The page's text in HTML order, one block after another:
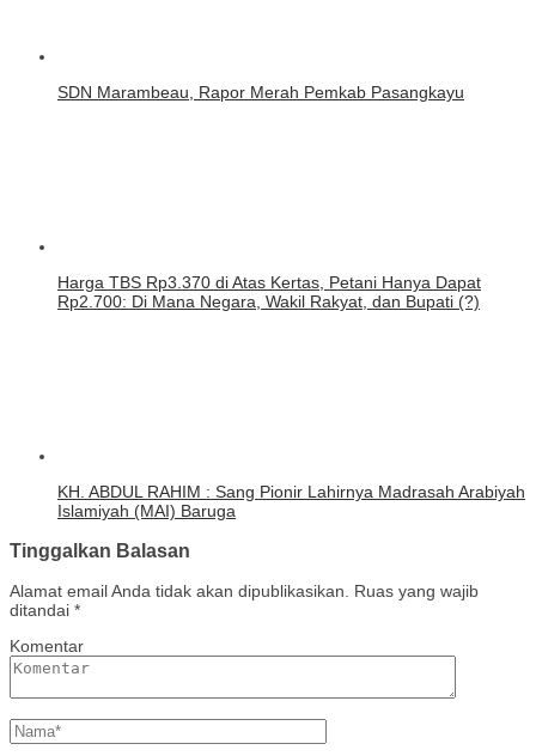
SDN Marambeau, Rapor Merah Pemkab Pasangkayu
Harga TBS Rp3.370 di Atas Kertas, Petani Hanya Dapat
Rp2.700: Di Mana Negara, Wakil Rakyat, dan Bupati (?)
KH. ABDUL RAHIM : Sang Pionir Lahirnya Madrasah Arabiyah
Islamiyah (MAI) Baruga
Tinggalkan Balasan
Alamat email Anda tidak akan dipublikasikan. Ruas yang wajib
ditandai *
Komentar